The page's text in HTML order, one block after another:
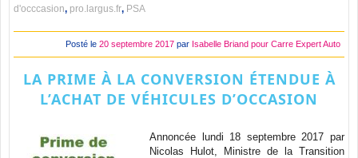
d'occcasion, pro.largus.fr, PSA
Posté le 20 septembre 2017 par Isabelle Briand pour Carre Expert Auto
LA PRIME À LA CONVERSION ÉTENDUE À
L’ACHAT DE VÉHICULES D’OCCASION
Annoncée lundi 18 septembre 2017 par
Nicolas Hulot, Ministre de la Transition